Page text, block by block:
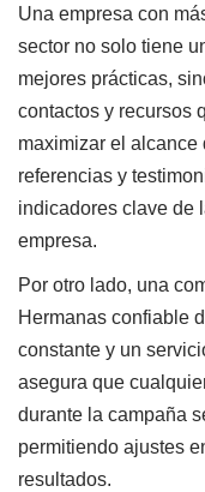
Una empresa con
sector no solo tiene
mejores prácticas,
contactos y recursos
maximizar el alcance
referencias y
indicadores clave de
empresa.
Por otro lado, una
Hermanas confiable
constante y un
asegura que
durante la campaña
permitiendo ajustes
resultados.